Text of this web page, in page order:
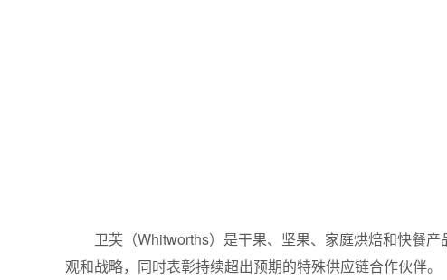
卫芙（Whitworths）是干果、坚果、家庭烘焙和快餐
观和战略，同时表彰持续超出预期的特殊供应链合作伙伴。